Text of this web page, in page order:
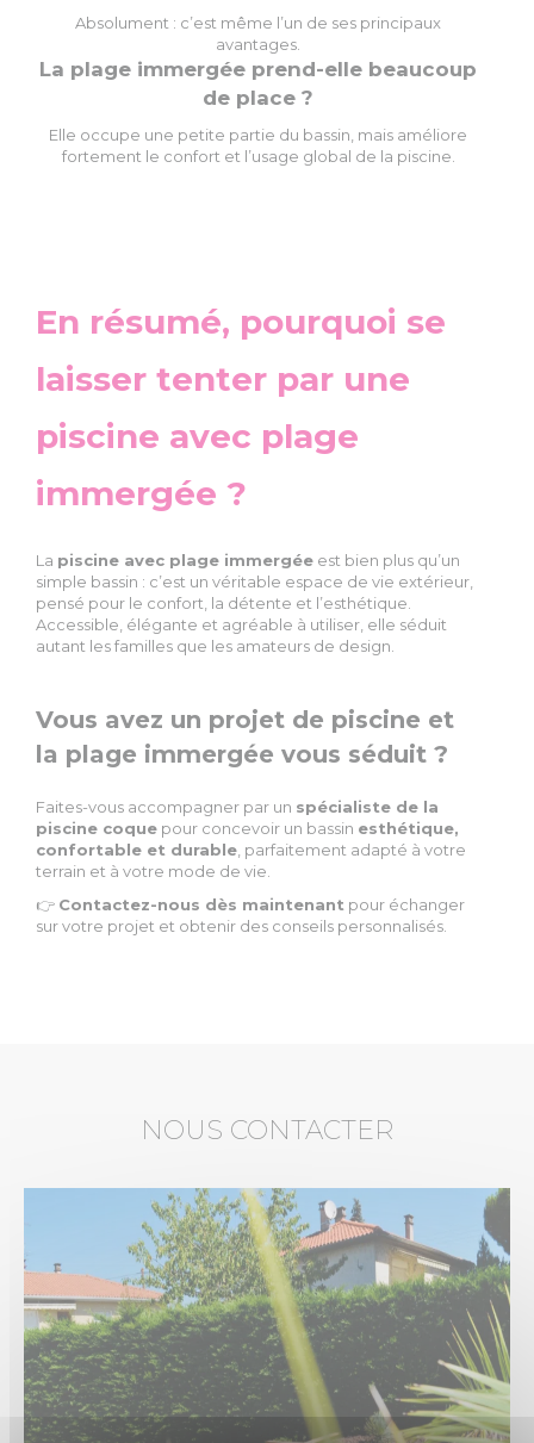
Absolument : c’est même l’un de ses principaux
avantages.
La plage immergée prend-elle beaucoup
de place ?
Elle occupe une petite partie du bassin, mais améliore
fortement le confort et l’usage global de la piscine.
En résumé, pourquoi se
laisser tenter par une
piscine avec plage
immergée ?
La piscine avec plage immergée est bien plus qu’un
simple bassin : c’est un véritable espace de vie extérieur,
pensé pour le confort, la détente et l’esthétique.
Accessible, élégante et agréable à utiliser, elle séduit
autant les familles que les amateurs de design.
Vous avez un projet de piscine et
la plage immergée vous séduit ?
Faites-vous accompagner par un spécialiste de la
piscine coque pour concevoir un bassin esthétique,
confortable et durable, parfaitement adapté à votre
terrain et à votre mode de vie.
👉 Contactez-nous dès maintenant pour échanger
sur votre projet et obtenir des conseils personnalisés.
NOUS CONTACTER